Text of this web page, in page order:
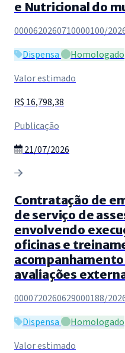
e Nutricional do
0000620260710000100/
Dispensa
Homologado
Valor estimado
R$ 16,798,38
Publicação
21/07/2026
Contratação de
de serviço de
envolvendo
oficinas e
avaliações
0000720260629000188/
Dispensa
Homologado
Valor estimado